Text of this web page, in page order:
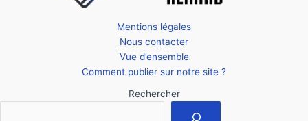
Mentions légales
Nous contacter
Vue d’ensemble
Comment publier sur notre site ?
Rechercher